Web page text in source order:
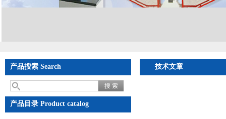
产品搜索 Search
产品目录 Product catalog
技术文章